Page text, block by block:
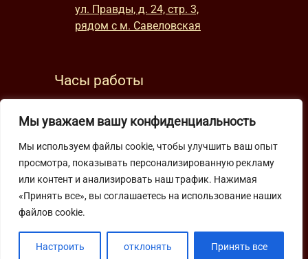
Мы уважаем вашу конфиденциальность
Мы используем файлы cookie, чтобы улучшить ваш опыт
просмотра, показывать персонализированную рекламу
или контент и анализировать наш трафик. Нажимая
«Принять все», вы соглашаетесь на использование наших
файлов cookie.
Настроить отклонять Принять все
ул. Правды, д. 24, стр. 3,
рядом с м. Савеловская
Часы работы
выходные: с 10:00 до 19:30
Подпишитесь на нашу рассылку